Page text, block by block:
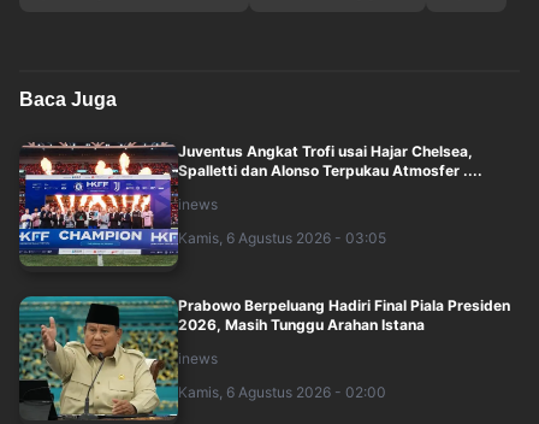
Baca Juga
Juventus Angkat Trofi usai Hajar Chelsea,
Spalletti dan Alonso Terpukau Atmosfer ....
inews
Kamis, 6 Agustus 2026 - 03:05
Prabowo Berpeluang Hadiri Final Piala Presiden
2026, Masih Tunggu Arahan Istana
inews
Kamis, 6 Agustus 2026 - 02:00